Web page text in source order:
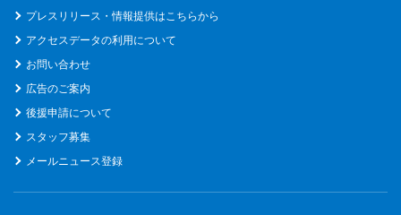
プレスリリース・情報提供はこちらから
アクセスデータの利用について
お問い合わせ
広告のご案内
後援申請について
スタッフ募集
メールニュース登録